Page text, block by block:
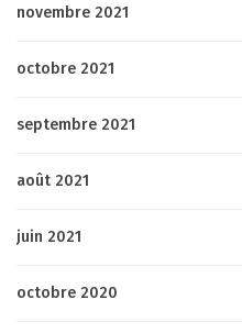
novembre 2021
octobre 2021
septembre 2021
août 2021
juin 2021
octobre 2020